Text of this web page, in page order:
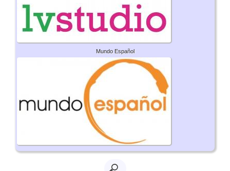
Mundo Español